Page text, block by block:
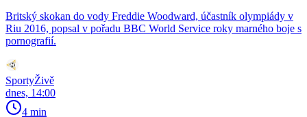
Britský skokan do vody Freddie Woodward, účastník olympiády v
Riu 2016, popsal v pořadu BBC World Service roky marného boje s
pornografií.
SportyŽivě
dnes, 14:00
4 min